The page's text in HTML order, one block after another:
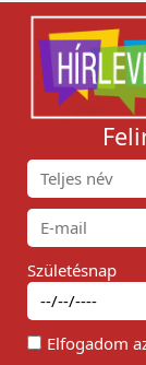
Születésnap
Elfogadom